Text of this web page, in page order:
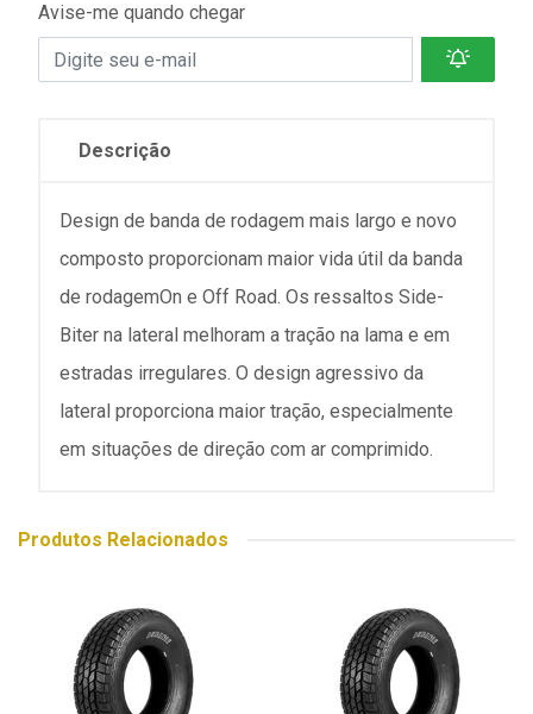
Avise-me quando chegar
Descrição
Design de banda de rodagem mais largo e novo
composto proporcionam maior vida útil da banda
de rodagemOn e Off Road. Os ressaltos Side-
Biter na lateral melhoram a tração na lama e em
estradas irregulares. O design agressivo da
lateral proporciona maior tração, especialmente
em situações de direção com ar comprimido.
Produtos Relacionados